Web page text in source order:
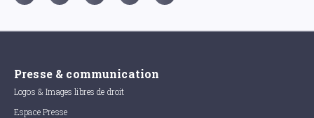
Presse & communication
Logos & Images libres de droit
Espace Presse